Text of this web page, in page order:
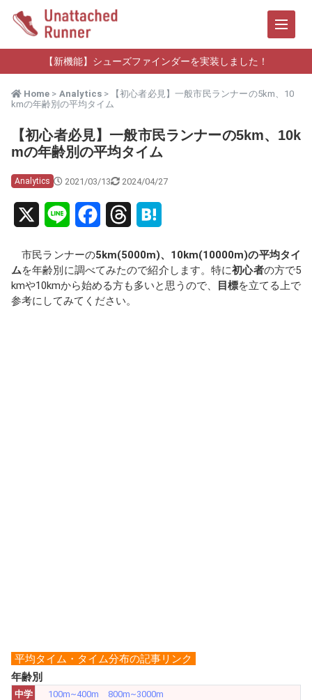
【新機能】シューズファインダーを実装しました！
Home > Analytics> 【初心者必見】一般市民ランナーの5km、10
kmの年齢別の平均タイム
【初心者必見】一般市民ランナーの5km、10k
mの年齢別の平均タイム
Analytics 2021/03/13 2024/04/27
n
e
c
e
r
e
t
e
市民ランナーの5km(5000m)、10km(10000m)の平均タイ
ムを年齢別に調べてみたので紹介します。特に初心者の方で5
kmや10kmから始める方も多いと思うので、
目標を立てる上で
参考にしてみてください。
平均タイム・タイム分布の記事リンク
年齢別
中学 100m~400m
800m~3000m